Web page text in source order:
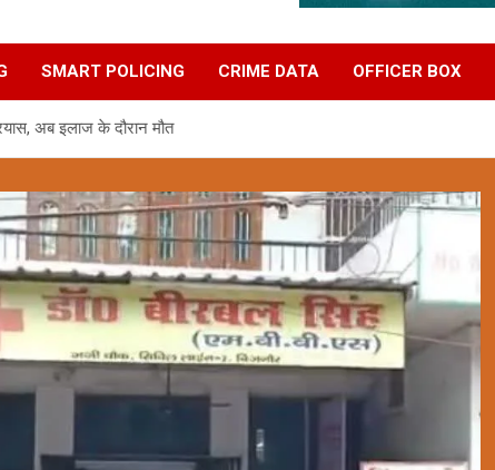
SMART POLICING CRIME DATA OFFICER BOX
अब इलाज के दौरान मौत